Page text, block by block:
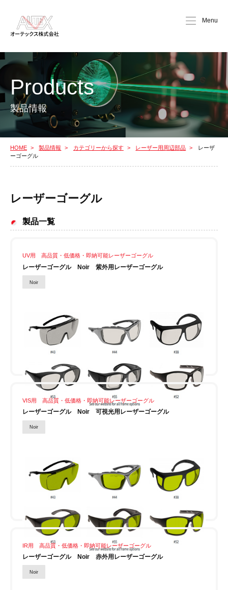
Menu
Products
製品情報
HOME 製品情報 カテゴリーから探す レーザー用周辺部品
レーザ
ーゴーグル
レーザーゴーグル
製品一覧
UV用 高品質・低価格・即納可能レーザーゴーグル
レーザーゴーグル Noir 紫外用レーザーゴーグル
Noir
VIS用 高品質・低価格・即納可能レーザーゴーグル
レーザーゴーグル Noir 可視光用レーザーゴーグル
Noir
IR用 高品質・低価格・即納可能レーザーゴーグル
レーザーゴーグル Noir 赤外用レーザーゴーグル
Noir